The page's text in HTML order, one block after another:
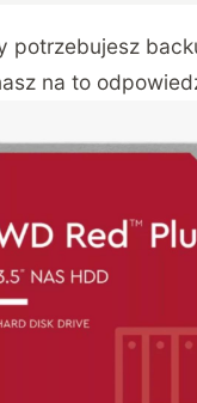
potrzebujesz
na to